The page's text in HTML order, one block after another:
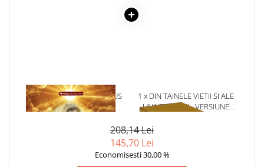
Ghiozdane si Penare scolare
Instrumente de scris
Instrumente si Truse Geometrie
Consumabile & Accesorii
1 x ANA, BUNICA LUI IISUS
1 x DIN TAINELE VIETII SI ALE
UNIVERSULUI - VERSIUNE
VOLUMELE I-III. CUTIE DE
COLECTIE -SCARLAT
208,14 Lei
145,70 Lei
Economisesti 30,00 %